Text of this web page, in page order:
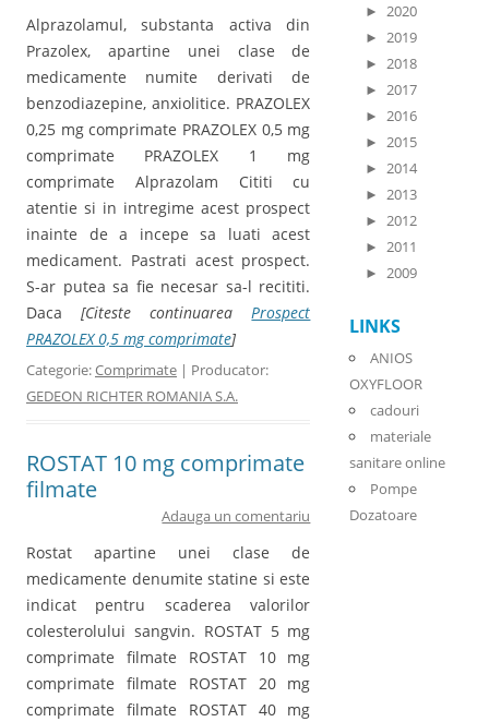
Alprazolamul, substanta activa din
Prazolex, apartine unei clase de
medicamente numite derivati de
benzodiazepine, anxiolitice. PRAZOLEX
0,25 mg comprimate PRAZOLEX 0,5 mg
comprimate PRAZOLEX 1 mg
comprimate Alprazolam Cititi cu
atentie si in intregime acest prospect
inainte de a incepe sa luati acest
medicament. Pastrati acest prospect.
S-ar putea sa fie necesar sa-l recititi.
Daca[Citeste continuareaProspect
PRAZOLEX 0,5 mg comprimate]
Categorie:Comprimate | Producator:
GEDEON RICHTER ROMANIA S.A.
ROSTAT 10 mg comprimate
filmate
Adauga un comentariu
Rostat apartine unei clase de
medicamente denumite statine si este
indicat pentru scaderea valorilor
colesterolului sangvin. ROSTAT 5 mg
comprimate filmate ROSTAT 10 mg
comprimate filmate ROSTAT 20 mg
comprimate filmate ROSTAT 40 mg
► 2020
► 2019
► 2018
► 2017
► 2016
► 2015
► 2014
► 2013
► 2012
► 2011
► 2009
LINKS
ANIOS
OXYFLOOR
cadouri
materiale
sanitare online
Pompe
Dozatoare